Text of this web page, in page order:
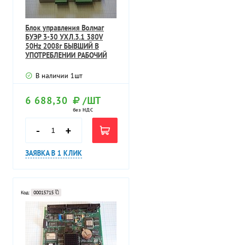
Блок управления Волмаг
БУЭР 3-30 УХЛ.3.1 380V
50Hz 2008г БЫВШИЙ В
УПОТРЕБЛЕНИИ РАБОЧИЙ
В наличии 1шт
6 688,30 /ШТ
без НДС
- +
ЗАЯВКА В 1 КЛИК
Код: 00015715